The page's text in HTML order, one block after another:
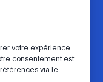
votre expérience
consentement est
via le